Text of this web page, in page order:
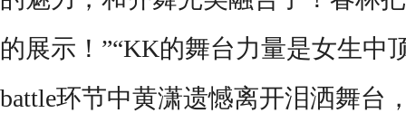
的展示！”“KK的舞台力量是女生中
battle环节中黄潇遗憾离开泪洒舞台